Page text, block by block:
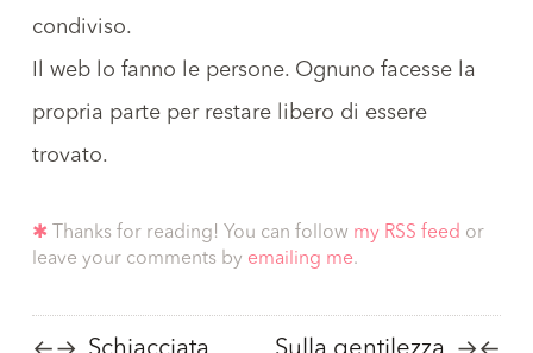
condiviso.
Il web lo fanno le persone. Ognuno facesse la
propria parte per restare libero di essere
trovato.
✱ Thanks for reading! You can follow my RSS feed or
leave your comments by emailing me.